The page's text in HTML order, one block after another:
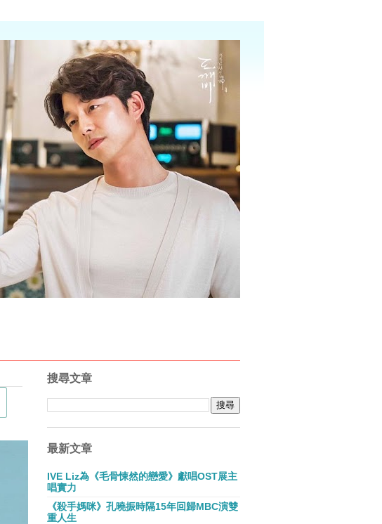
搜尋文章
最新文章
IVE Liz為《毛骨悚然的戀愛》獻唱OST展主
唱實力
《殺手媽咪》孔曉振時隔15年回歸MBC演雙
重人生